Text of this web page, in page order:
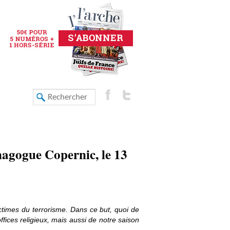
Copernic, le 13
du terrorisme. Dans ce but, quoi de
religieux, mais aussi de notre saison